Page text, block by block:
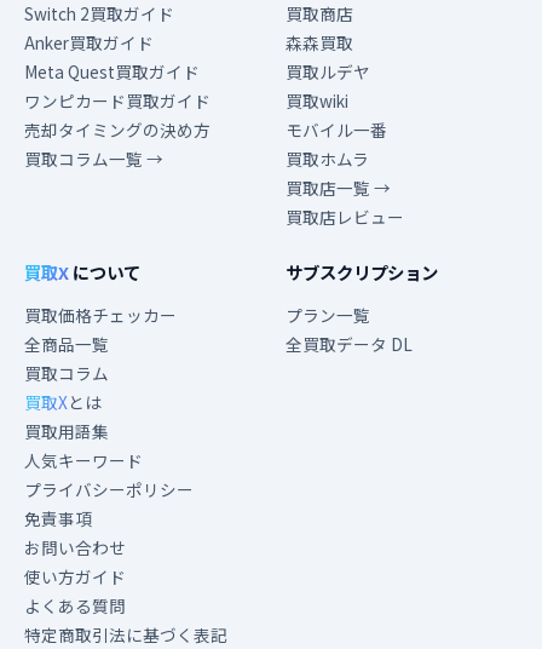
Switch 2買取ガイド
Anker買取ガイド
Meta Quest買取ガイド
ワンピカード買取ガイド
売却タイミングの決め方
買取コラム一覧 →
買取商店
森森買取
買取ルデヤ
買取wiki
モバイル一番
買取ホムラ
買取店一覧 →
買取店レビュー
買取Xについて
買取価格チェッカー
全商品一覧
買取コラム
買取Xとは
買取用語集
人気キーワード
プライバシーポリシー
免責事項
お問い合わせ
使い方ガイド
よくある質問
特定商取引法に基づく表記
サブスクリプション
プラン一覧
全買取データ DL